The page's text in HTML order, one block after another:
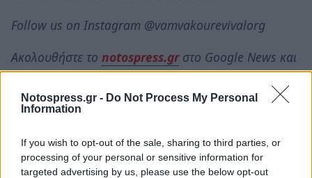
Notospress.gr - Do Not Process My Personal
Information
If you wish to opt-out of the sale, sharing to third parties, or
processing of your personal or sensitive information for
targeted advertising by us, please use the below opt-out
Follow us on Instagram @vamvakourevivalorg
Ακολουθήστε το notospress.grστο Google News και
μάθετε πρώτοιόλες τις ειδήσεις
VAMVAKOU REVIVAL
ΕΡΓΑΣΙΑ ΘΕΣΕΙΣ ΕΡΓΑΣΙΑΣ